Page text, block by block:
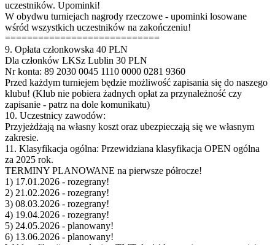
uczestników. Upominki!
W obydwu turniejach nagrody rzeczowe - upominki losowane
wśród wszystkich uczestników na zakończeniu!
============================
9. Opłata członkowska 40 PLN
Dla członków LKSz Lublin 30 PLN
Nr konta: 89 2030 0045 1110 0000 0281 9360
Przed każdym turniejem będzie możliwość zapisania się do naszego
klubu! (Klub nie pobiera żadnych opłat za przynależność czy
zapisanie - patrz na dole komunikatu)
10. Uczestnicy zawodów:
Przyjeżdżają na własny koszt oraz ubezpieczają się we własnym
zakresie.
11. Klasyfikacja ogólna: Przewidziana klasyfikacja OPEN ogólna
za 2025 rok.
TERMINY PLANOWANE na pierwsze półrocze!
1) 17.01.2026 - rozegrany!
2) 21.02.2026 - rozegrany!
3) 08.03.2026 - rozegrany!
4) 19.04.2026 - rozegrany!
5) 24.05.2026 - planowany!
6) 13.06.2026 - planowany!